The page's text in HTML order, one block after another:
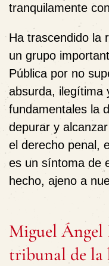
tranquilamente
Ha trascendido la
un grupo
Pública por no
absurda, ilegítima
fundamentales la
depurar y
el derecho penal,
es un síntoma de
hecho, ajeno a
Miguel Ángel
tribunal de la